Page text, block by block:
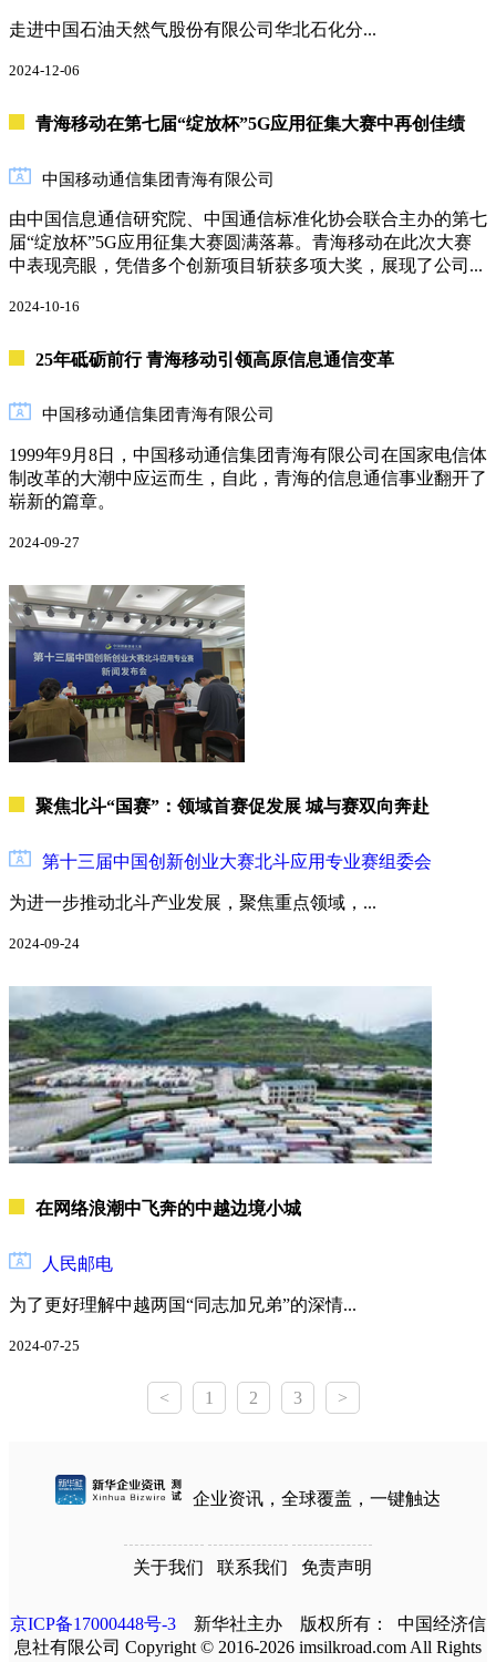
走进中国石油天然气股份有限公司华北石化分...
2024-12-06
青海移动在第七届“绽放杯”5G应用征集大赛中再创佳绩
中国移动通信集团青海有限公司
由中国信息通信研究院、中国通信标准化协会联合主办的第七
届“绽放杯”5G应用征集大赛圆满落幕。青海移动在此次大赛
中表现亮眼，凭借多个创新项目斩获多项大奖，展现了公司...
2024-10-16
25年砥砺前行 青海移动引领高原信息通信变革
中国移动通信集团青海有限公司
1999年9月8日，中国移动通信集团青海有限公司在国家电信体
制改革的大潮中应运而生，自此，青海的信息通信事业翻开了
崭新的篇章。
2024-09-27
聚焦北斗“国赛”：领域首赛促发展 城与赛双向奔赴
第十三届中国创新创业大赛北斗应用专业赛组委会
为进一步推动北斗产业发展，聚焦重点领域，...
2024-09-24
在网络浪潮中飞奔的中越边境小城
人民邮电
为了更好理解中越两国“同志加兄弟”的深情...
2024-07-25
< 1 2 3 >
企业资讯，全球覆盖，一键触达
关于我们 联系我们 免责声明
京ICP备17000448号-3 新华社主办 版权所有： 中国经济信
息社有限公司 Copyright © 2016-2026 imsilkroad.com All Rights